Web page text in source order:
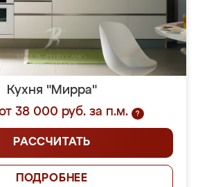
Кухня "Мирра"
38 000 руб. за п.м.
?
РАССЧИТАТЬ
ПОДРОБНЕЕ